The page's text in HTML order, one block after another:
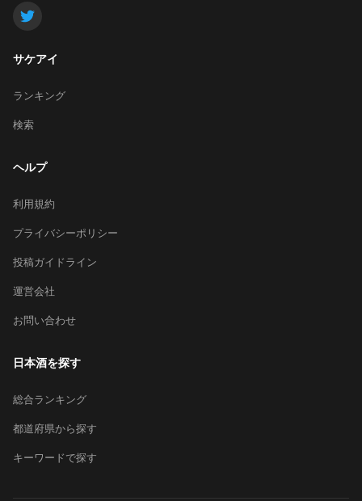
サケアイ
ランキング
検索
ヘルプ
利用規約
プライバシーポリシー
投稿ガイドライン
運営会社
お問い合わせ
日本酒を探す
総合ランキング
都道府県から探す
キーワードで探す